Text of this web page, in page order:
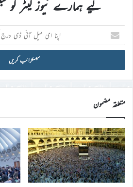
لیے ہمارے نیوز لیٹر کو
اپنا
ای
میل
ڈی
درج
کریں
متعلقہ مضمون